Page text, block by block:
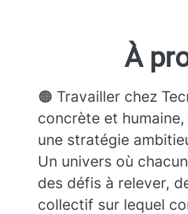
À
🟠 Travailler chez
concrète et
une stratégie
Un univers où
des défis à relever,
collectif sur lequel